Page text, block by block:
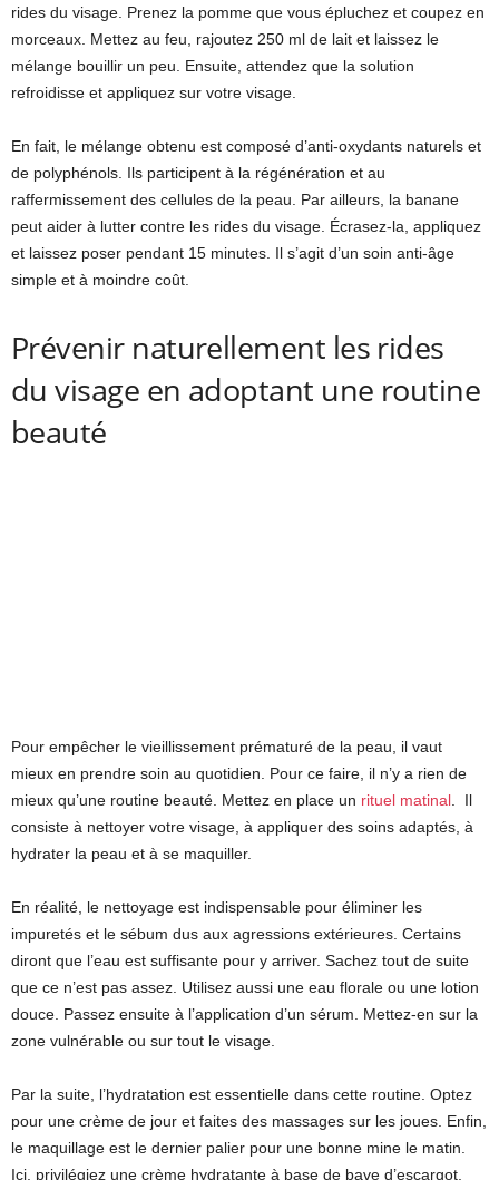
rides du visage. Prenez la pomme que vous épluchez et coupez en
morceaux. Mettez au feu, rajoutez 250 ml de lait et laissez le
mélange bouillir un peu. Ensuite, attendez que la solution
refroidisse et appliquez sur votre visage.
En fait, le mélange obtenu est composé d’anti-oxydants naturels et
de polyphénols. Ils participent à la régénération et au
raffermissement des cellules de la peau. Par ailleurs, la banane
peut aider à lutter contre les rides du visage. Écrasez-la, appliquez
et laissez poser pendant 15 minutes. Il s’agit d’un soin anti-âge
simple et à moindre coût.
Prévenir naturellement les rides
du visage en adoptant une routine
beauté
Pour empêcher le vieillissement prématuré de la peau, il vaut
mieux en prendre soin au quotidien. Pour ce faire, il n’y a rien de
mieux qu’une routine beauté. Mettez en place un rituel matinal. Il
consiste à nettoyer votre visage, à appliquer des soins adaptés, à
hydrater la peau et à se maquiller.
En réalité, le nettoyage est indispensable pour éliminer les
impuretés et le sébum dus aux agressions extérieures. Certains
diront que l’eau est suffisante pour y arriver. Sachez tout de suite
que ce n’est pas assez. Utilisez aussi une eau florale ou une lotion
douce. Passez ensuite à l’application d’un sérum. Mettez-en sur la
zone vulnérable ou sur tout le visage.
Par la suite, l’hydratation est essentielle dans cette routine. Optez
pour une crème de jour et faites des massages sur les joues. Enfin,
le maquillage est le dernier palier pour une bonne mine le matin.
Ici, privilégiez une crème hydratante à base de bave d’escargot,